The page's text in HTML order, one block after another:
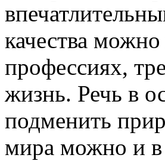
качества
профессиях,
жизнь. Речь в
подменить
мира можно и в